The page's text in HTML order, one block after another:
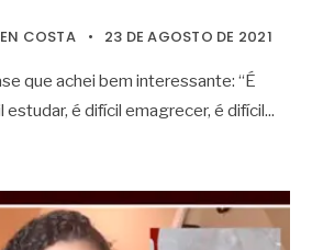
COSTA • 23 DE AGOSTO DE 2021
que achei bem interessante: “É
estudar, é difícil emagrecer, é difícil...